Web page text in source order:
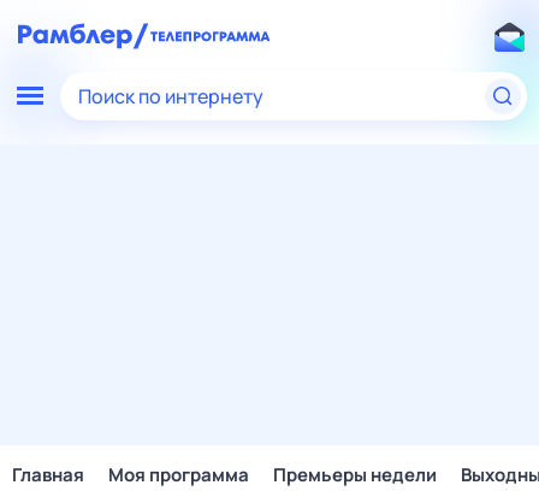
Поиск по интернету
Главная Моя программа Премьеры недели